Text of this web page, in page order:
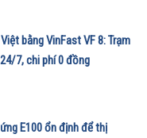
bằng VinFast VF 8: Trạm
7, chi phí 0 đồng
E100 ổn định để thị